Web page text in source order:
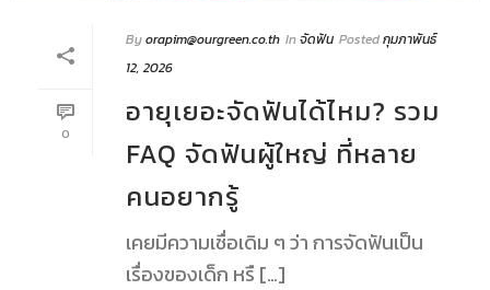
0
Byorapim@ourgreen.co.th Inจัดฟัน Postedกุมภาพันธ์
12, 2026
อายุเยอะจัดฟันได้ไหม? รวม
FAQ จัดฟันผู้ใหญ่ ที่หลาย
คนอยากรู้
เคยมีความเชื่อเดิม ๆ ว่า การจัดฟันเป็น
เรื่องของเด็ก หรื […]